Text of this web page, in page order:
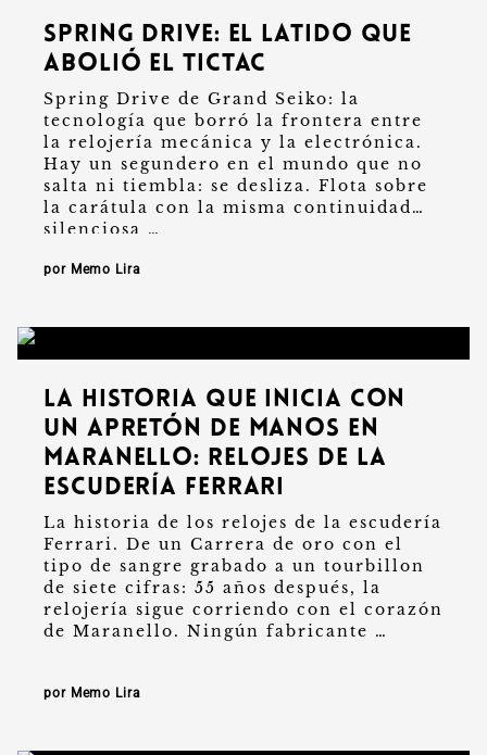
Spring Drive: el latido que
abolió el tictac
Spring Drive de Grand Seiko: la
tecnología que borró la frontera entre
la relojería mecánica y la electrónica.
Hay un segundero en el mundo que no
salta ni tiembla: se desliza. Flota sobre
la carátula con la misma continuidad
silenciosa …
por Memo Lira
La historia que inicia con
un apretón de manos en
Maranello: relojes de la
escudería Ferrari
La historia de los relojes de la escudería
Ferrari. De un Carrera de oro con el
tipo de sangre grabado a un tourbillon
de siete cifras: 55 años después, la
relojería sigue corriendo con el corazón
de Maranello. Ningún fabricante …
por Memo Lira